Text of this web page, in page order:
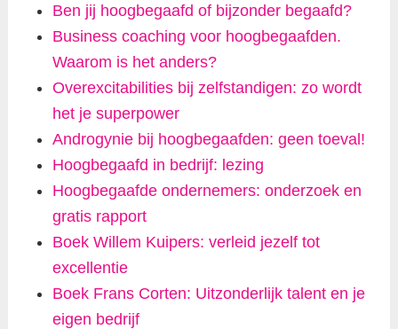
Ben jij hoogbegaafd of bijzonder begaafd?
Business coaching voor hoogbegaafden.
Waarom is het anders?
Overexcitabilities bij zelfstandigen: zo wordt
het je superpower
Androgynie bij hoogbegaafden: geen toeval!
Hoogbegaafd in bedrijf: lezing
Hoogbegaafde ondernemers: onderzoek en
gratis rapport
Boek Willem Kuipers: verleid jezelf tot
excellentie
Boek Frans Corten: Uitzonderlijk talent en je
eigen bedrijf